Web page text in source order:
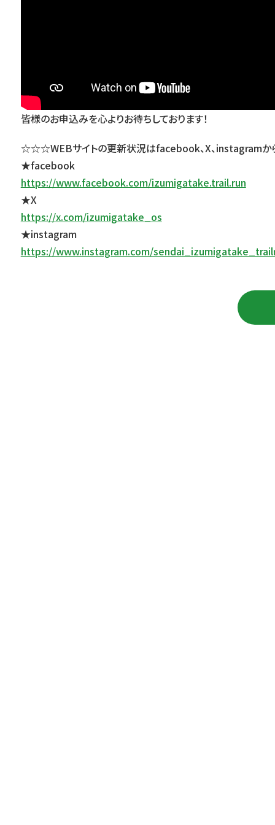
皆様のお申込みを心よりお待ちしております！
☆☆☆WEBサイトの更新状況はfacebook、X、instagram
★facebook
https://www.facebook.com/izumigatake.trail.run
★X
https://x.com/izumigatake_os
★instagram
https://www.instagram.com/